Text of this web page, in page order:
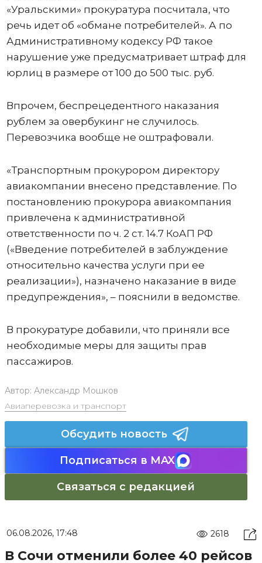
«Уральскими» прокуратура посчитала, что
речь идет об «обмане потребителей». А по
Административному кодексу РФ такое
нарушение уже предусматривает штраф для
юрлиц в размере от 100 до 500 тыс. руб.
Впрочем, беспрецедентного наказания
рублем за овербукинг не случилось.
Перевозчика вообще не оштрафовали.
«Транспортным прокурором директору
авиакомпании внесено представление. По
постановлению прокурора авиакомпания
привлечена к административной
ответственности по ч. 2 ст. 14.7 КоАП РФ
(«Введение потребителей в заблуждение
относительно качества услуги при ее
реализации»), назначено наказание в виде
предупреждения», – пояснили в ведомстве.
В прокуратуре добавили, что приняли все
необходимые меры для защиты прав
пассажиров.
Автор: Александр Мошков
Авиаперевозка и транспорт
Обсудить новость
Подписаться в MAX
Связаться с редакцией
06.08.2026, 17:48 2618
В Сочи отменили более 40 рейсов